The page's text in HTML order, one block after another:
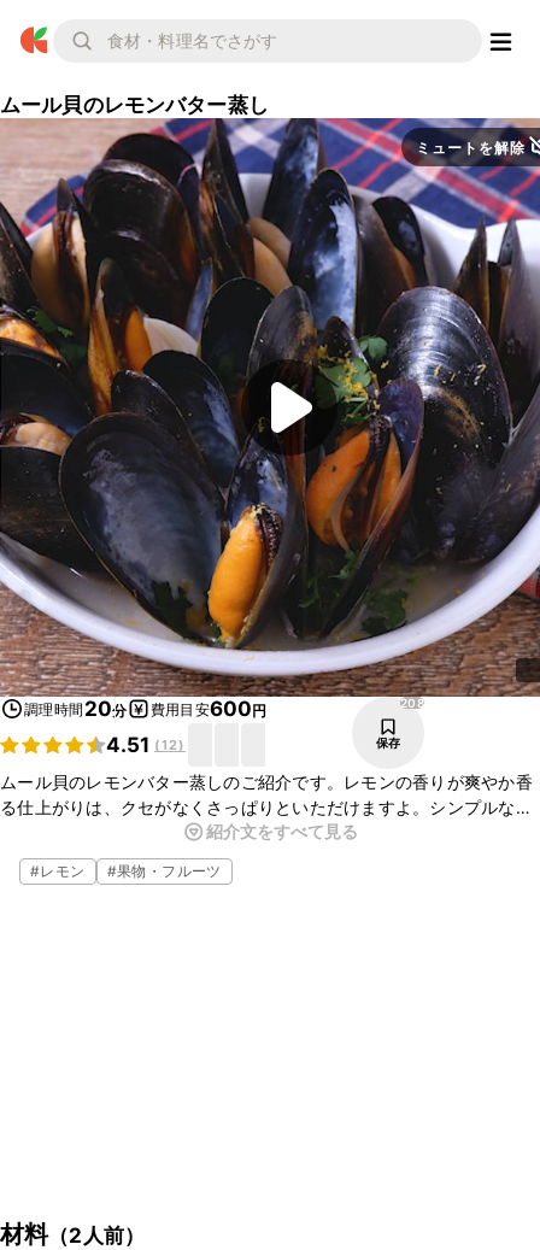
ムール貝のレモンバター蒸し
ミュートを解除
調理時間 20分 費用目安600円
4.51 (12)
208
保存
ムール貝のレモンバター蒸しのご紹介です。レモンの香りが爽やか香
る仕上がりは、クセがなくさっぱりといただけますよ。シンプルな味
付けでムール貝の旨味をたっぷり楽しめる一品です。簡単なので、ぜ
ひ作ってみてくださいね。
紹介文をすべて見る
#レモン #果物・フルーツ
材料（2人前）